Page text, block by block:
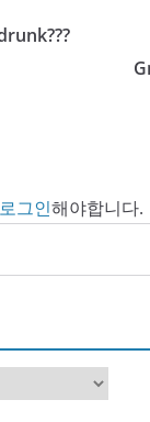
로그인해야합니다.